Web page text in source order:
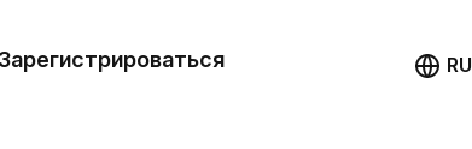
Зарегистрироваться RU